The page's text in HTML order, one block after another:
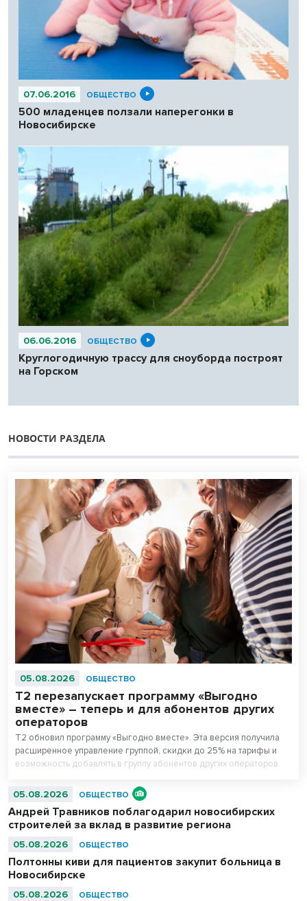
07.06.2016 ОБЩЕСТВО
500 младенцев ползали наперегонки в
Новосибирске
06.06.2016 ОБЩЕСТВО
Круглогодичную трассу для сноуборда построят
на Горском
НОВОСТИ РАЗДЕЛА
05.08.2026 ОБЩЕСТВО
Т2 перезапускает программу «Выгодно
вместе» – теперь и для абонентов других
операторов
T2 обновил программу «Выгодно вместе». Эта версия получила
расширенное управление группой, скидки до 25% на тарифы и
возможность добавлять в группу абонентов других операторов.
05.08.2026 ОБЩЕСТВО
Андрей Травников поблагодарил новосибирских
строителей за вклад в развитие региона
05.08.2026 ОБЩЕСТВО
Полтонны киви для пациентов закупит больница в
Новосибирске
05.08.2026 ОБЩЕСТВО